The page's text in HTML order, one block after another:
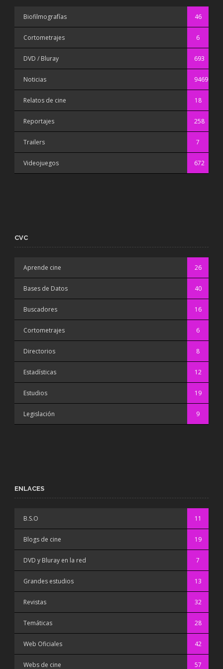
Biofilmografías 46
Cortometrajes 6
DVD / Bluray 693
Noticias 9469
Relatos de cine 18
Reportajes 258
Trailers 7
Videojuegos 672
CVC
Aprende cine 26
Bases de Datos 40
Buscadores 16
Cortometrajes 6
Directorios 8
Estadísticas 12
Estudios 19
Legislación 9
ENLACES
B.S.O 11
Blogs de cine 19
DVD y Bluray en la red 7
Grandes estudios 13
Revistas 32
Temáticas 28
Web Oficiales 42
Webs de cine 57